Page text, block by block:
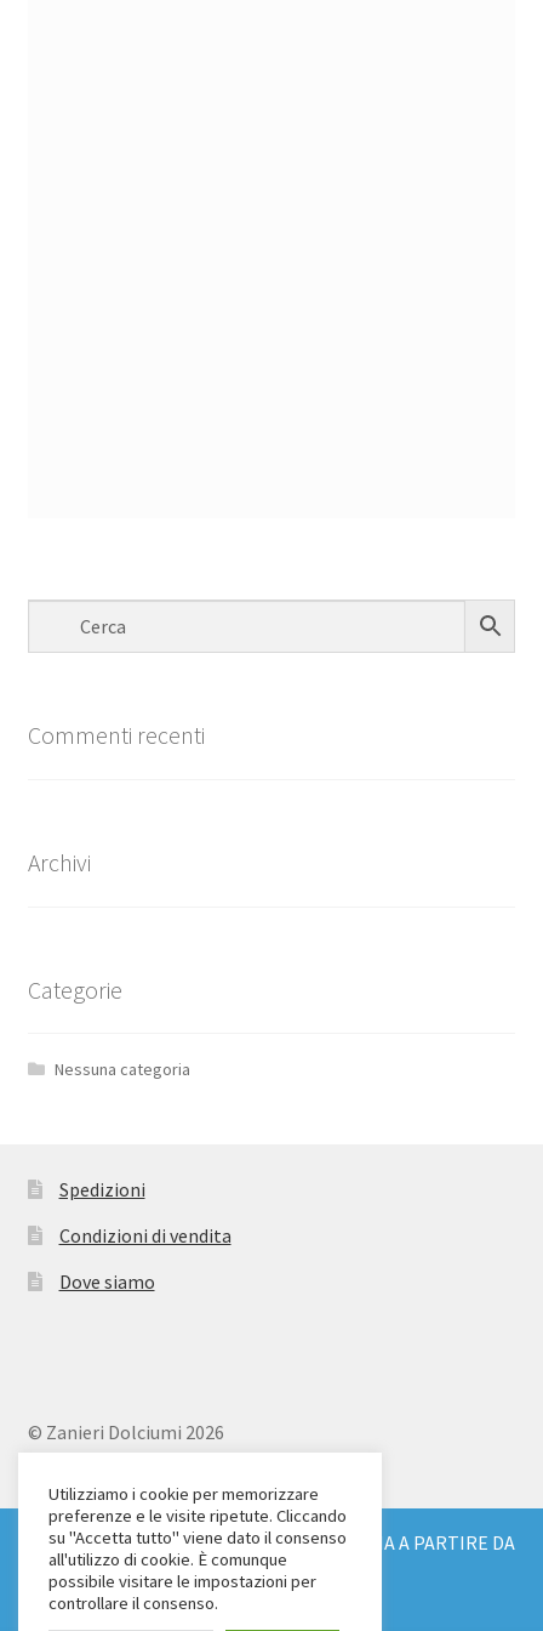
SPEDIZIONE GRATUITA IN TUTTA ITALIA A PARTIRE DA
€ 150
Ignora
Commenti recenti
Archivi
Categorie
Nessuna categoria
Spedizioni
Condizioni di vendita
Dove siamo
© Zanieri Dolciumi 2026
Via Alfieri 18
Scandicci (FI)
Tel. 055 2571707
C.F. e P.IVA: 04904430487
Utilizziamo i cookie per memorizzare
preferenze e le visite ripetute. Cliccando
su "Accetta tutto" viene dato il consenso
all'utilizzo di cookie. È comunque
possibile visitare le impostazioni per
controllare il consenso.